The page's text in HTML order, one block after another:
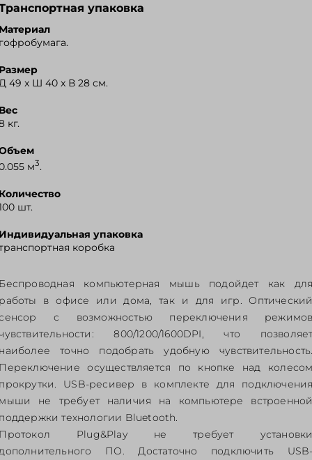
упаковка
49 x Ш 40 x В 28 см.
кг.
м3.
шт.
упаковка
коробка
компьютерная мышь подойдет как
в офисе или дома, так и для игр.
с возможностью переключения
800/1200/1600DPI, что
точно подобрать удобную
осуществляется по кнопке над
USB-ресивер в комплекте для
не требует наличия на компьютере
технологии Bluetooth.
Plug&Play не требует
ПО. Достаточно подключить